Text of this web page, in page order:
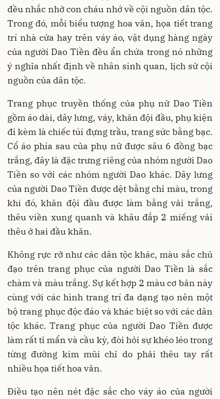
đều nhắc nhở con cháu nhớ về cội nguồn dân tộc.
Trong đó, mỗi biểu tượng hoa văn, họa tiết trang
trí nhà cửa hay trên váy áo, vật dụng hàng ngày
của người Dao Tiền đều ẩn chứa trong nó những
ý nghĩa nhất định về nhân sinh quan, lịch sử cội
nguồn của dân tộc.
Trang phục truyền thống của phụ nữ Dao Tiền
gồm áo dài, dây lưng, váy, khăn đội đầu, phụ kiện
đi kèm là chiếc túi đựng trầu, trang sức bằng bạc.
Cổ áo phía sau của phụ nữ được sâu 6 đồng bạc
trắng, đây là đặc trưng riêng của nhóm người Dao
Tiền so với các nhóm người Dao khác. Dây lưng
của người Dao Tiền được dệt bằng chỉ màu, trong
khi đó, khăn đội đầu được làm bằng vải trắng,
thêu viền xung quanh và khâu đắp 2 miếng vải
thêu ở hai đầu khăn.
Không rực rỡ như các dân tộc khác, màu sắc chủ
đạo trên trang phục của người Dao Tiền là sắc
chàm và màu trắng. Sự kết hợp 2 màu cơ bản này
cùng với các hình trang trí đa dạng tạo nên một
bộ trang phục độc đáo và khác biệt so với các dân
tộc khác. Trang phục của người Dao Tiền được
làm rất tỉ mẩn và cầu kỳ, đòi hỏi sự khéo léo trong
từng đường kim mũi chỉ do phải thêu tay rất
nhiều họa tiết hoa văn.
Điều tạo nên nét đặc sắc cho váy áo của người